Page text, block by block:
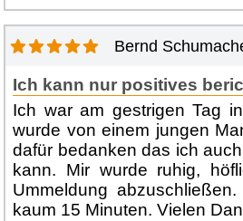
Bernd
Ich kann nur positives
Ich war am gestrigen Tag
wurde von einem jungen
dafür bedanken das ich
kann. Mir wurde ruhig,
Ummeldung
kaum 15 Minuten. Vielen